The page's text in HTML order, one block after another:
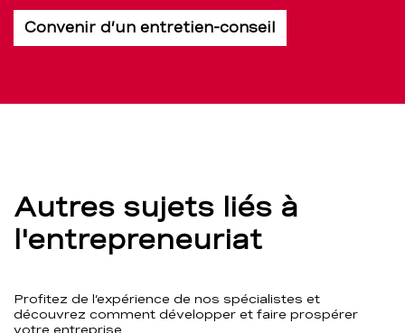
Convenir d’un entretien-conseil
Autres sujets liés à
l'entrepreneuriat
Profitez de l’expérience de nos spécialistes et
découvrez comment développer et faire prospérer
votre entreprise.